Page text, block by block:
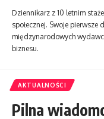
Dziennikarz z 10 letnim
społecznej. Swoje
międzynarodowych
biznesu.
AKTUALNOŚCI
Pilna